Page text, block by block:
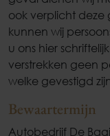
ook verplicht deze
kunnen wij
u ons hier
verstrekken geen
welke gevestigd
Bewaartermijn
Autobedrijf De